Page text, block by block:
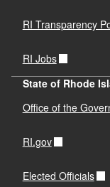
RI Transparency
RI Jobs
State of Rhode
Office of the
RI.gov
Elected Officials